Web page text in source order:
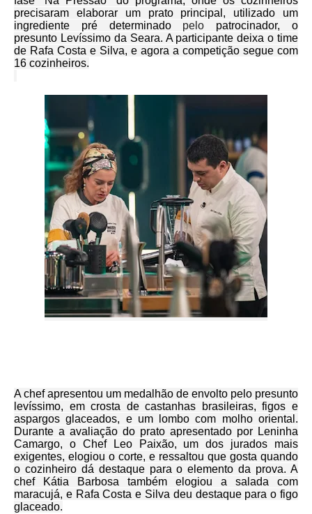
precisaram elaborar um prato principal, utilizado um
ingrediente pré determinado pelo patrocinador, o
presunto Levíssimo da Seara. A participante deixa o time
de Rafa Costa e Silva, e agora a competição segue com
16 cozinheiros.
A chef apresentou um medalhão de envolto pelo presunto
levíssimo, em crosta de castanhas brasileiras, figos e
aspargos glaceados, e um lombo com molho oriental.
Durante a avaliação do prato apresentado por Leninha
Camargo, o Chef Leo Paixão, um dos jurados mais
exigentes, elogiou o corte, e ressaltou que gosta quando
o cozinheiro dá destaque para o elemento da prova. A
chef Kátia Barbosa também elogiou a salada com
maracujá, e Rafa Costa e Silva deu destaque para o figo
glaceado.